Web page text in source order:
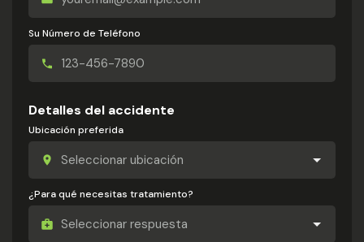
Su Número de Teléfono
Detalles del accidente
Ubicación preferida
¿Para qué necesitas tratamiento?